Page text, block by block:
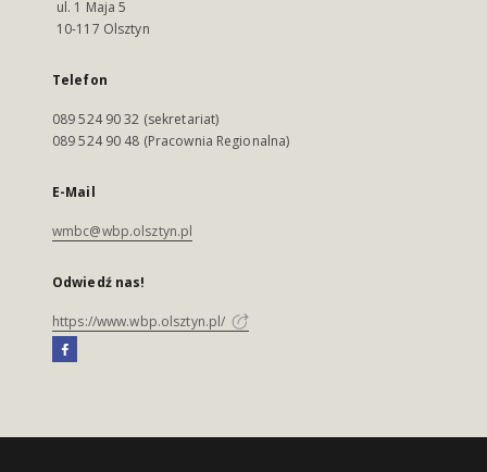
ul. 1 Maja 5
10-117 Olsztyn
Telefon
089 524 90 32 (sekretariat)
089 524 90 48 (Pracownia Regionalna)
E-Mail
wmbc@wbp.olsztyn.pl
Odwiedź nas!
https://www.wbp.olsztyn.pl/